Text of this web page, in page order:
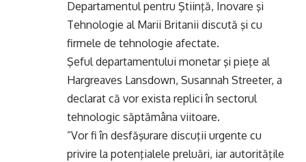
Departamentul pentru Ştiinţă, Inovare şi
Tehnologie al Marii Britanii discută şi cu
firmele de tehnologie afectate.
Şeful departamentului monetar şi pieţe al
Hargreaves Lansdown, Susannah Streeter, a
declarat că vor exista replici în sectorul
tehnologic săptămâna viitoare.
”Vor fi în desfăşurare discuţii urgente cu
privire la potenţialele preluări, iar autorităţile